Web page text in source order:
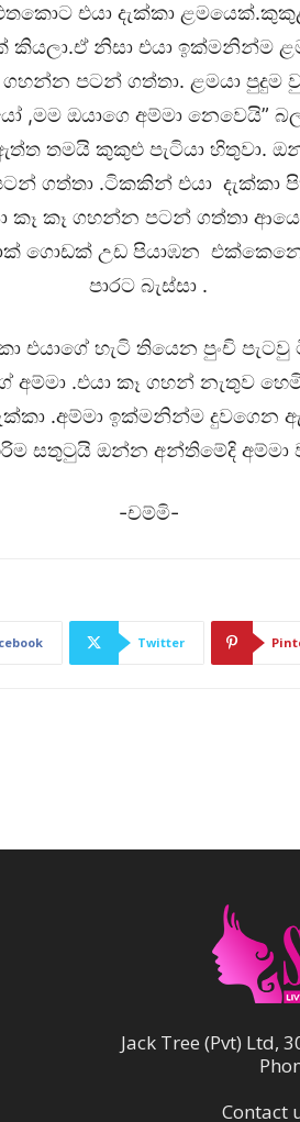
එයා දැක්කා ළමයෙක්.කුකුළ්
නිසා එයා ඉක්මනින්ම
ගහන්න පටන් ගත්තා. ළමයා
,මම ඔයාගෙ අම්මා නෙවෙයි”
තමයි කුකුළු පැටියා හිතුවා.
ගත්තා .ටිකකින් එයා දැක්කා
කෑ කෑ ගහන්න පටන් ගත්තා
ගොඩක් උඩ පියාඹන
පාරට බැස්සා .
එයාගේ හැටි තියෙන පුංචි
අම්මා .එයා කෑ ගහන් නැතුව
.අම්මා ඉක්මනින්ම දුවගෙන
සතුටුයි ඔන්න අන්තිමේදි අම්මා
-චම්මි-
Twitter
Jack Tree (Pvt) Ltd,
Contact